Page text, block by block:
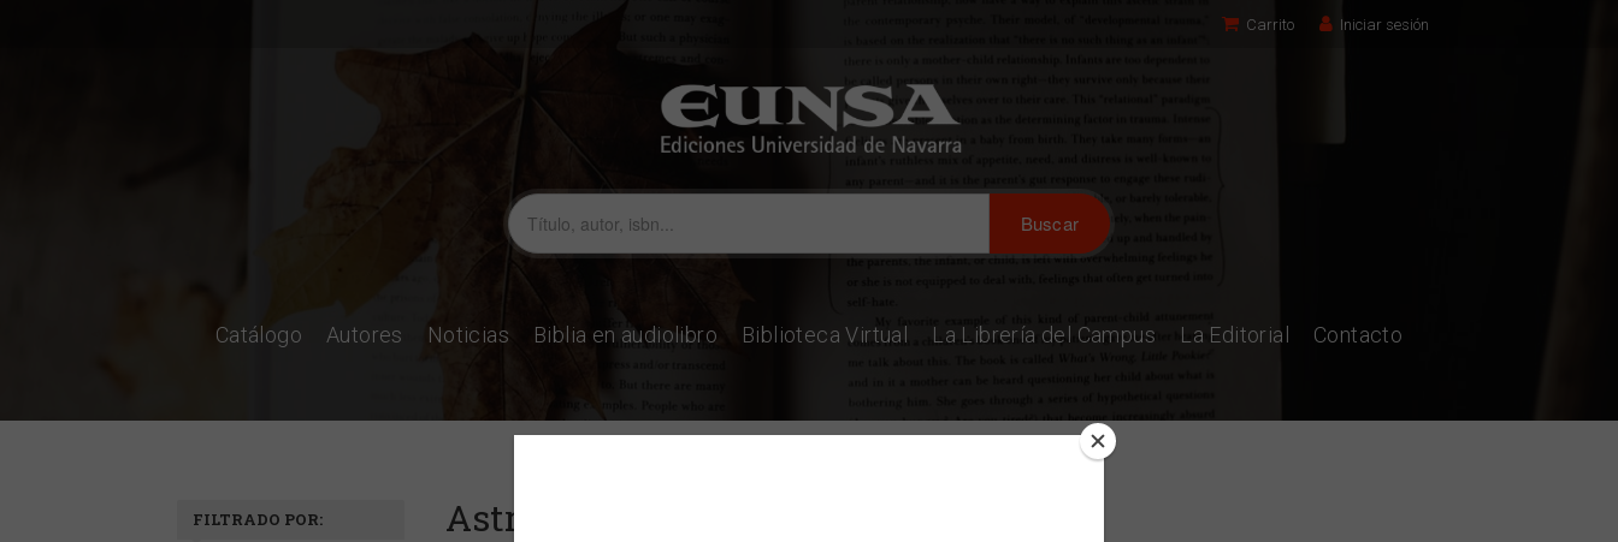
Carrito Iniciar sesión
Catálogo Autores Noticias Biblia en audiolibro Biblioteca Virtual La Librería del Campus La Editorial Contacto
FILTRADO POR: Astrolabio Mujeres